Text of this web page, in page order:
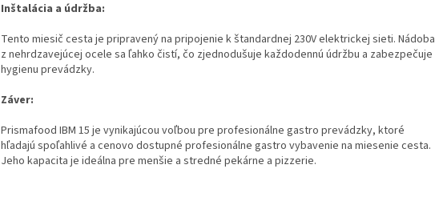
Inštalácia a údržba:
Tento miesič cesta je pripravený na pripojenie k štandardnej 230V elektrickej sieti. Nádoba
z nehrdzavejúcej ocele sa ľahko čistí, čo zjednodušuje každodennú údržbu a zabezpečuje
hygienu prevádzky.
Záver:
Prismafood IBM 15 je vynikajúcou voľbou pre profesionálne gastro prevádzky, ktoré
hľadajú spoľahlivé a cenovo dostupné profesionálne gastro vybavenie na miesenie cesta.
Jeho kapacita je ideálna pre menšie a stredné pekárne a pizzerie.